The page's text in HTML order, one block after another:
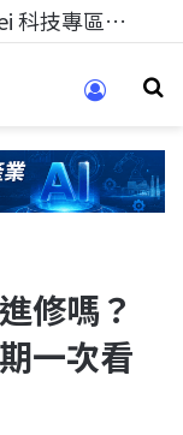
科技人的經驗傳承地！在 Pei Pei 科技專區，與學弟妹交流最硬核的技術
修嗎？
一次看